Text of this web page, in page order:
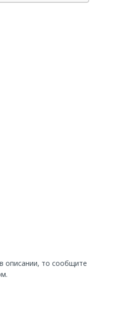
описании, то сообщите